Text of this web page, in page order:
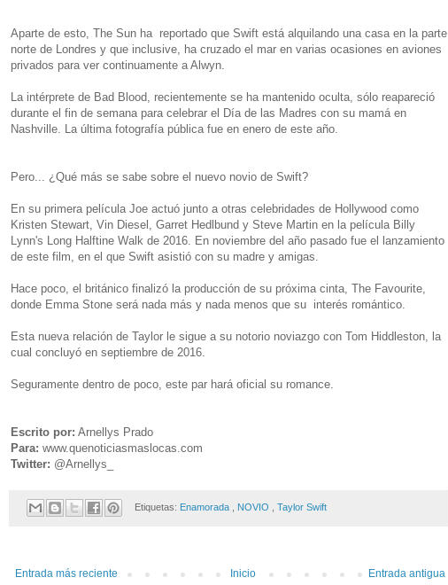
Aparte de esto, The Sun ha reportado que Swift está alquilando una casa en la parte
norte de Londres y que inclusive, ha cruzado el mar en varias ocasiones en aviones
privados para ver continuamente a Alwyn.
La intérprete de Bad Blood, recientemente se ha mantenido oculta, sólo reapareció
durante el fin de semana para celebrar el Día de las Madres con su mamá en
Nashville. La última fotografía pública fue en enero de este año.
Pero... ¿Qué más se sabe sobre el nuevo novio de Swift?
En su primera película Joe actuó junto a otras celebridades de Hollywood como
Kristen Stewart, Vin Diesel, Garret Hedlbund y Steve Martin en la película Billy
Lynn's Long Halftine Walk de 2016. En noviembre del año pasado fue el lanzamiento
de este film, en el que Swift asistió con su madre y amigas.
Hace poco, el británico finalizó la producción de su próxima cinta, The Favourite,
donde Emma Stone será nada más y nada menos que su interés romántico.
Esta nueva relación de Taylor le sigue a su notorio noviazgo con Tom Hiddleston, la
cual concluyó en septiembre de 2016.
Seguramente dentro de poco, este par hará oficial su romance.
Escrito por: Arnellys Prado
Para: www.quenoticiasmaslocas.com
Twitter: @Arnellys_
Etiquetas: Enamorada NOVIO Taylor Swift
Entrada más reciente Entrada antigua
Inicio